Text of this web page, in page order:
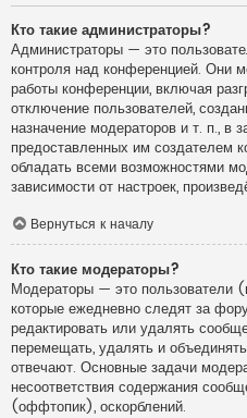
Кто такие администраторы?
Администраторы — это
контроля над конференцией. Они
работы конференции, включая
отключение пользователей,
назначение модераторов и т. п., в
предоставленных им создателем
обладать всеми возможностями
зависимости от настроек,
Вернуться к началу
Кто такие модераторы?
Модераторы — это пользователи
которые ежедневно следят за
редактировать или удалять
перемещать, удалять и
отвечают. Основные задачи
несоответствия содержания
(оффтопик), оскорблений.